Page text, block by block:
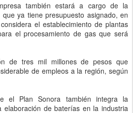
también estará a cargo de la
ya tiene presupuesto asignado, en
el establecimiento de plantas
el procesamiento de gas que será
de tres mil millones de pesos que
de empleos a la región, según
el Plan Sonora también integra la
elaboración de baterías en la industria